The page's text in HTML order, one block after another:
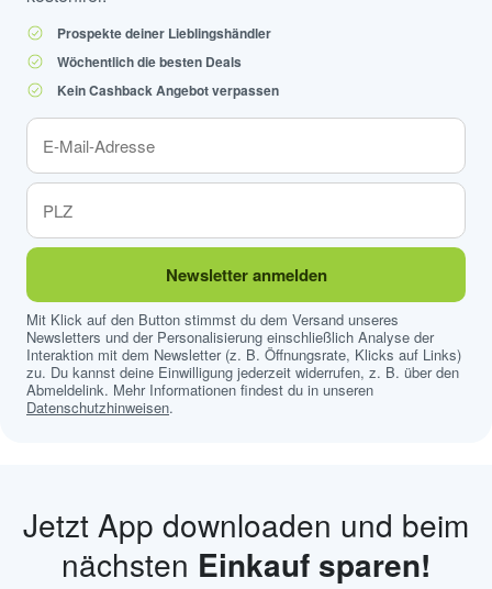
Prospekte deiner Lieblingshändler
Wöchentlich die besten Deals
Kein Cashback Angebot verpassen
Newsletter anmelden
Mit Klick auf den Button stimmst du dem Versand unseres
Newsletters und der Personalisierung einschließlich Analyse der
Interaktion mit dem Newsletter (z. B. Öffnungsrate, Klicks auf Links)
zu. Du kannst deine Einwilligung jederzeit widerrufen, z. B. über den
Abmeldelink. Mehr Informationen findest du in unseren
Datenschutzhinweisen.
Jetzt App downloaden und beim
nächsten Einkauf sparen!